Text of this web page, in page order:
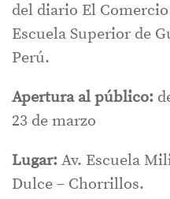
del diario El
Escuela Superior de
Perú.
Apertura al público:
23 de marzo
Lugar: Av. Escuela
Dulce – Chorrillos.